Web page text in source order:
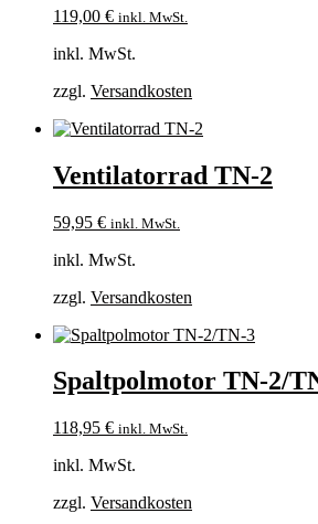
119,00 € inkl. MwSt.
inkl. MwSt.
zzgl. Versandkosten
Ventilatorrad TN-2
59,95 € inkl. MwSt.
inkl. MwSt.
zzgl. Versandkosten
Spaltpolmotor TN-2/
118,95 € inkl. MwSt.
inkl. MwSt.
zzgl. Versandkosten